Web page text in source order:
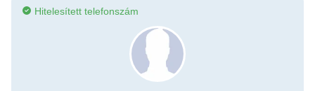
Hitelesített telefonszám